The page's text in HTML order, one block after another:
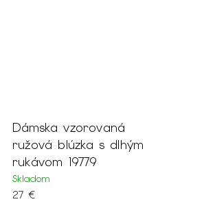
Dámska vzorovaná
ružová blúzka s dlhým
rukávom 19779
Skladom
27 €